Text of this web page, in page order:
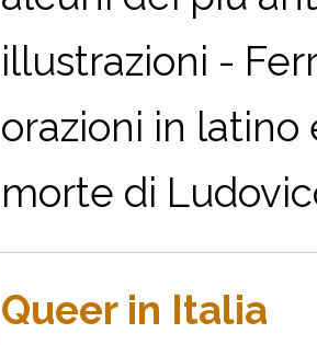
illustrazioni -
orazioni in latino
morte di
Queer in Italia